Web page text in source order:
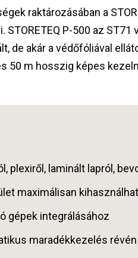
raktározásában a
P-500 az ST71
de akár a védőfóliával
50 m hosszig képes
plexiről, laminált lapról,
maximálisan
gépek integrálásához
maradékkezelés révén